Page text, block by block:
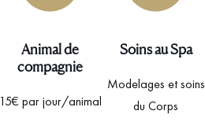
Animal de
compagnie
15€ par jour/animal
Soins au Spa
Modelages et soins
du Corps